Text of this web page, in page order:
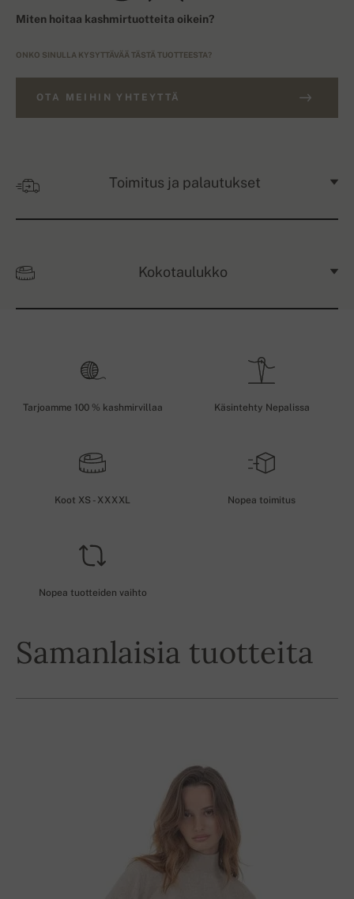
Miten hoitaa kashmirtuotteita oikein?
ONKO SINULLA KYSYTTÄVÄÄ TÄSTÄ TUOTTEESTA?
OTA MEIHIN YHTEYTTÄ
Toimitus ja palautukset
Kokotaulukko
Tarjoamme 100 % kashmirvillaa Käsintehty Nepalissa
Koot XS - XXXXL Nopea toimitus
Nopea tuotteiden vaihto
Samanlaisia tuotteita